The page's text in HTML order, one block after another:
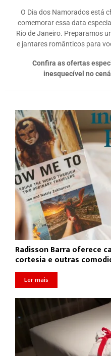
O Dia dos Namorados está
comemorar essa data
Rio de Janeiro. Preparamos
e jantares românticos para
Confira as ofertas
inesquecível no
Radisson Barra oferece
cortesia e outras
Ler mais